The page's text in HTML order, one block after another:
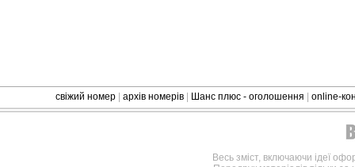
свіжий номер архів номерів Шанс плюс - оголошення online-
Весь зміст, включаючи ідеї